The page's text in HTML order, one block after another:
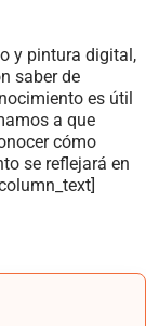
y pintura digital,
saber de
es útil
a que
cómo
se reflejará en